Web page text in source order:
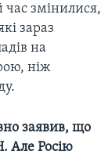
час змінилися,
зараз
на
ніж
заявив, що
Але Росію